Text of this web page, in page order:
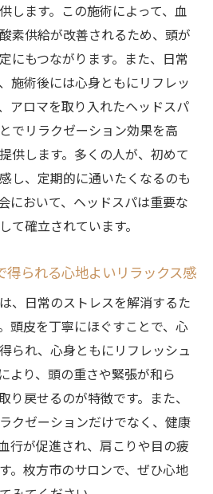
します。この施術によって、血
素供給が改善されるため、頭が
にもつながります。また、日常
施術後には心身ともにリフレッ
アロマを取り入れたヘッドスパ
でリラクゼーション効果を高
供します。多くの人が、初めて
し、定期的に通いたくなるのも
において、ヘッドスパは重要な
て確立されています。
得られる心地よいリラックス感
、日常のストレスを解消するた
頭皮を丁寧にほぐすことで、心
られ、心身ともにリフレッシュ
より、頭の重さや緊張が和ら
り戻せるのが特徴です。また、
クゼーションだけでなく、健康
行が促進され、肩こりや目の疲
。枚方市のサロンで、ぜひ心地